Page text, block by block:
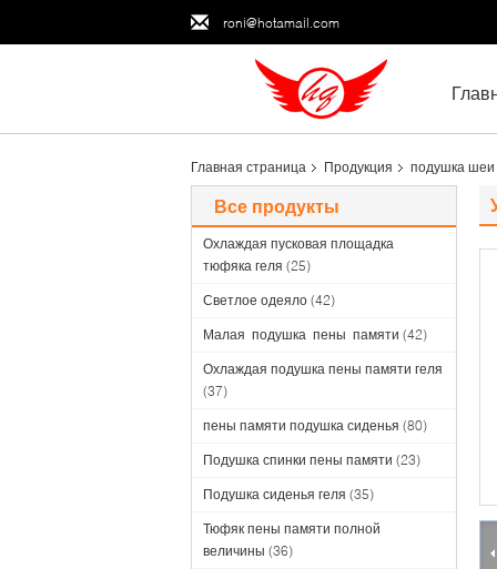
roni@hotamail.com
Главная страница Продукция подушка
Все продукты
Охлаждая пусковая площадка
тюфяка геля (25)
Светлое одеяло (42)
Малая подушка пены памяти (42)
Охлаждая подушка пены памяти геля
(37)
пены памяти подушка сиденья (80)
Подушка спинки пены памяти (23)
Подушка сиденья геля (35)
Тюфяк пены памяти полной
величины (36)